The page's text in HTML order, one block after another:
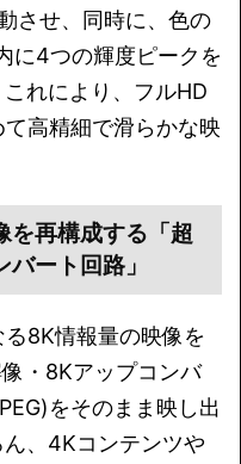
させ、同時に、色の
に4つの輝度ピークを
れにより、フルHD
高精細で滑らかな映
を再構成する「超
ート回路」
8K情報量の映像を
・8Kアップコンバ
をそのまま映し出
、4Kコンテンツや